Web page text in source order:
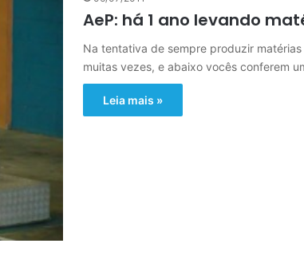
AeP: há 1 ano levando
Na tentativa de sempre produzir
muitas vezes, e abaixo vocês conferem
Leia mais »